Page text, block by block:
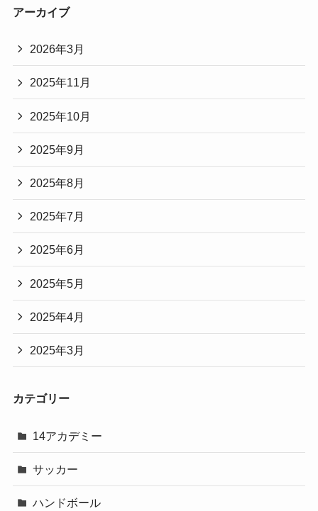
アーカイブ
2026年3月
2025年11月
2025年10月
2025年9月
2025年8月
2025年7月
2025年6月
2025年5月
2025年4月
2025年3月
カテゴリー
14アカデミー
サッカー
ハンドボール